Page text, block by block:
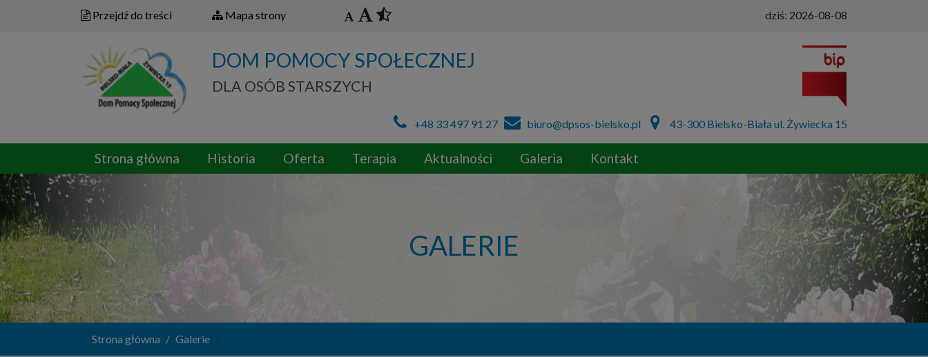
Przejdź do treści Mapa strony dziś: 2026-08-08
DOM POMOCY SPOŁECZNEJ
DLA OSÓB STARSZYCH
+48 33 497 91 27 biuro@dpsos-bielsko.pl 43-300 Bielsko-Biała ul. Żywiecka 15
Strona główna Historia Oferta Terapia Aktualności Galeria Kontakt
GALERIE
Strona główna Galerie